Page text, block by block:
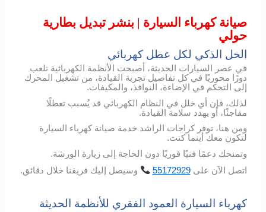
صيانة كهرباء السيارة | بنشر تبديل بطارية
حولي
الحل الذكي لكل عطل كهربائي
في عصر السيارات الحديثة، أصبحت الأنظمة الكهربائية تلعب
دورًا محوريًا في كل تفاصيل تجربة القيادة، من تشغيل المحرك
إلى التحكم في الإضاءة، النوافذ، والمكيفات.
لذلك، فإن أي خلل في النظام الكهربائي قد يُسبب تعطلًا
مفاجئًا، أو يهدد سلامة القيادة.
ومن هنا، توفر كراجات الراشد خدمة صيانة كهرباء السيارة
لتكون معك أينما كنت.
وتمنحك دعمًا فنيًا فوريًا دون الحاجة إلى زيارة الورشة.
اتصل
الآن على 55172929 وسيصل إليك فريقنا خلال دقائق.
كهرباء السيارة العمود الفقري للأنظمة الحديثة